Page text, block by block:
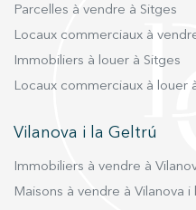
d'armoires encastrées sur
design italien,
dans toute la maison,
authentiques qui offrent
livrée avec tous les
Un véritable joyau
privilégié.
Parcelles à vendre à Sitges
Locaux commerciaux à
Immobiliers à louer à Sitges
Locaux commerciaux à louer
Vilanova i la Geltrú
Immobiliers à vendre à
Maisons à vendre à Vilanova i